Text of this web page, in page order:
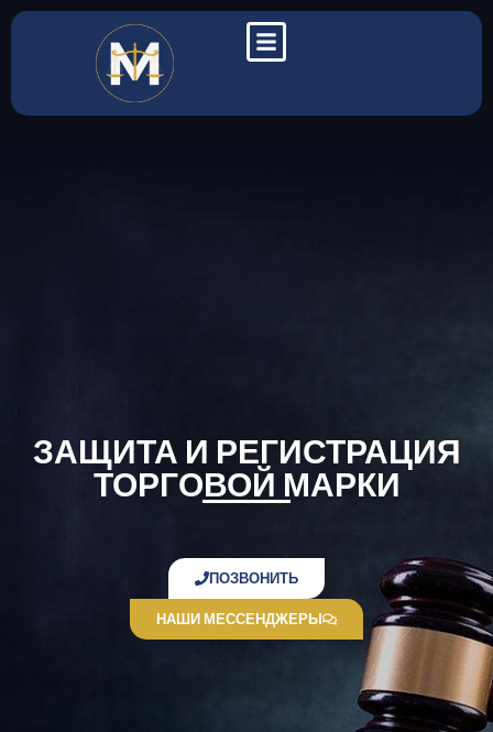
ЗАЩИТА И РЕГИСТРАЦИЯ
ТОРГОВОЙ МАРКИ
ПОЗВОНИТЬ
НАШИ МЕССЕНДЖЕРЫ